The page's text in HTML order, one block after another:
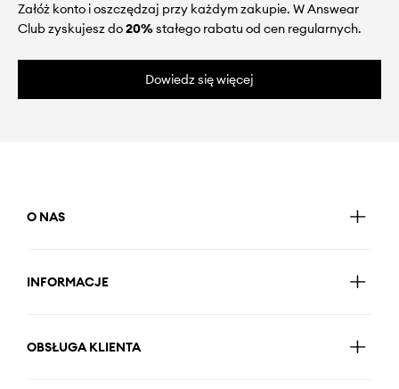
Załóż konto i oszczędzaj przy każdym zakupie. W Answear
Club zyskujesz do20%stałego rabatu od cen regularnych.
Dowiedz się więcej
O NAS
INFORMACJE
OBSŁUGA KLIENTA